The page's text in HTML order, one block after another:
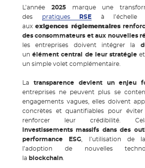
L’année 2025marque une
des
pratiques RSE à l’échelle
aux exigences réglementaires
des consommateurs et aux nouvelles
les entreprises doivent intégrer la
unélément central de leur stratégie
un simple volet complémentaire.
La transparence devient un enjeu
entreprises ne peuvent plus se
engagements vagues, elles doivent
concrètes et quantifiables pour
renforcer leur crédibilité.
investissements massifs dans des
performance ESG , l’utilisation de
l’adoption de nouvelles
la blockchain